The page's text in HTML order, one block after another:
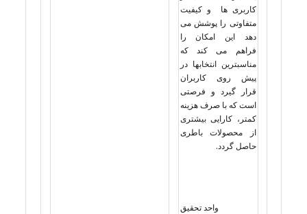
کاربری ها و کیفیت
متفاوتی را پوشش می
دهد این امکان را
فراهم می کند که
مناسبترین انتخابها در
پیش روی کاربران
قرار گیرد و فرصتی
است که با صرف هزینه
کمتر، کارایی بیشتری
از محصولات باطری
حاصل گردد.
واحد تحقیق